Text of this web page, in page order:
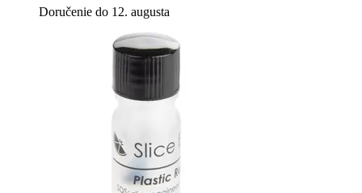
Doručenie do 12. augusta